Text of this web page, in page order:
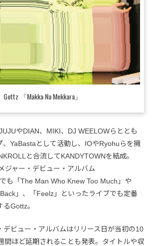
Gottz 『Makka Na Mekkara』
やDIAN、MIKI、DJ WEELOWらととも
、YaBastaとして活動し、IOやRyohuらを擁
と合流してKANDYTOWNを結成。
ジャー・デビュー・アルバム
でも「The Man Who Knew Too Much」や
Back」、「Feelz」といったライブでも定番
Gottz。
デビュー・アルバムはリリース日が当初の10
間ほど延期されることも発表。タイトルや収